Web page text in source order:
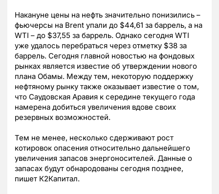
Накануне цены на нефть значительно понизились –
фьючерсы на Brent упали до $44,61 за баррель, а на
WTI – до $37,55 за баррель. Однако сегодня WTI
уже удалось перебраться через отметку $38 за
баррель. Сегодня главной новостью на фондовых
рынках является известие об утверждении нового
плана Обамы. Между тем, некоторую поддержку
нефтяному рынку также оказывает известие о том,
что Саудовская Аравия к середине текущего года
намерена добиться увеличения вдове своих
резервных возможностей.
Тем не менее, несколько сдерживают рост
котировок опасения относительно дальнейшего
увеличения запасов энергоносителей. Данные о
запасах будут обнародованы сегодня позднее,
пишет К2Капитал.